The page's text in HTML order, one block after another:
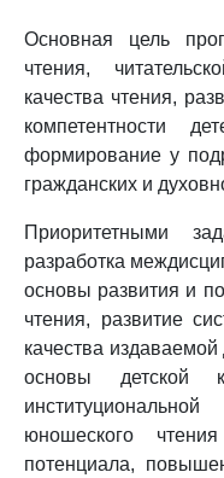
Основная цель
чтения,
качества чтения,
компетентности
формирование у
гражданских и
Приоритетными
разработка
основы развития и
чтения, развитие
качества издаваемой
основы детской
юношеского
потенциала,